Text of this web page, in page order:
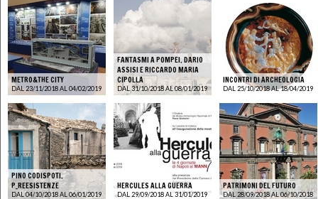
METRO&THE CITY
DAL 23/11/2018 AL 04/02/2019
FANTASMI A POMPEI. DARIO
ASSISI E RICCARDO MARIA
CIPOLLA
DAL 31/10/2018 AL 08/01/2019
INCONTRI DI ARCHEOLOGIA
DAL 25/10/2018 AL 18/04/2019
PINO CODISPOTI.
P_REESISTENZE
DAL 04/10/2018 AL 06/01/2019
HERCULES ALLA GUERRA
DAL 29/09/2018 AL 31/01/2019
PATRIMONI DEL FUTURO
DAL 28/09/2018 AL 06/10/2018